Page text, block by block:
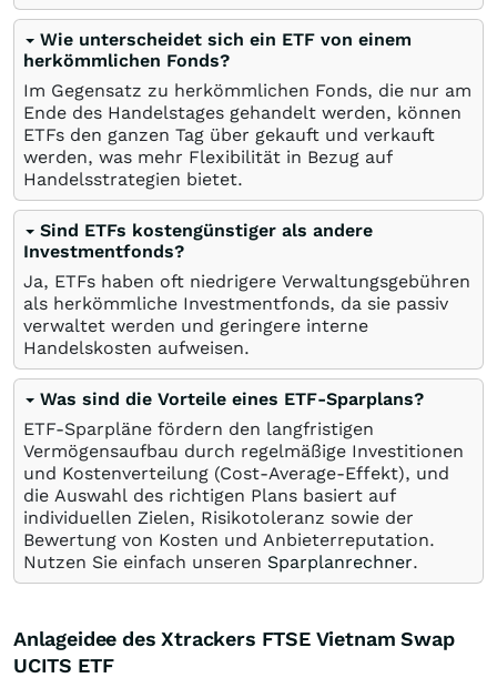
Wie unterscheidet sich ein ETF von einem
herkömmlichen Fonds?
Im Gegensatz zu herkömmlichen Fonds, die nur am
Ende des Handelstages gehandelt werden, können
ETFs den ganzen Tag über gekauft und verkauft
werden, was mehr Flexibilität in Bezug auf
Handelsstrategien bietet.
Sind ETFs kostengünstiger als andere
Investmentfonds?
Ja, ETFs haben oft niedrigere Verwaltungsgebühren
als herkömmliche Investmentfonds, da sie passiv
verwaltet werden und geringere interne
Handelskosten aufweisen.
Was sind die Vorteile eines ETF-Sparplans?
ETF-Sparpläne fördern den langfristigen
Vermögensaufbau durch regelmäßige Investitionen
und Kostenverteilung (Cost-Average-Effekt), und
die Auswahl des richtigen Plans basiert auf
individuellen Zielen, Risikotoleranz sowie der
Bewertung von Kosten und Anbieterreputation.
Nutzen Sie einfach unseren Sparplanrechner.
Anlageidee des Xtrackers FTSE Vietnam Swap
UCITS ETF